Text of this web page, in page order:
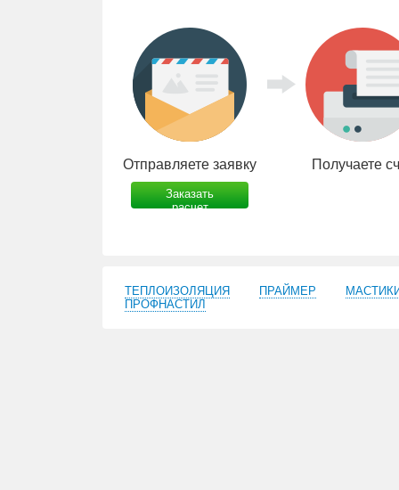
Отправляете заявку
Заказать
расчет
Получаете
ТЕПЛОИЗОЛЯЦИЯ ПРАЙМЕР
ПРОФНАСТИЛ